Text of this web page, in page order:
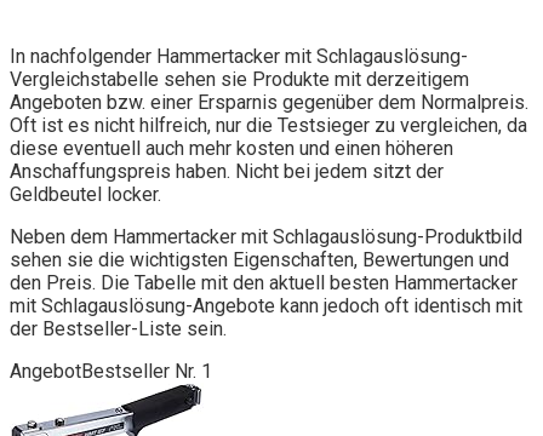
In nachfolgender Hammertacker mit Schlagauslösung-
Vergleichstabelle sehen sie Produkte mit derzeitigem
Angeboten bzw. einer Ersparnis gegenüber dem Normalpreis.
Oft ist es nicht hilfreich, nur die Testsieger zu vergleichen, da
diese eventuell auch mehr kosten und einen höheren
Anschaffungspreis haben. Nicht bei jedem sitzt der
Geldbeutel locker.
Neben dem Hammertacker mit Schlagauslösung-Produktbild
sehen sie die wichtigsten Eigenschaften, Bewertungen und
den Preis. Die Tabelle mit den aktuell besten Hammertacker
mit Schlagauslösung-Angebote kann jedoch oft identisch mit
der Bestseller-Liste sein.
AngebotBestseller Nr. 1